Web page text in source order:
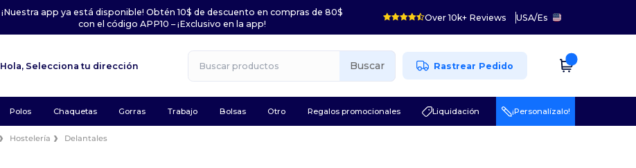
¡Nuestra app ya está disponible! Obtén 10$ de descuento en compras de 80$
con el código APP10 – ¡Exclusivo en la app!
Over 10k+ Reviews USA/Es
Hola, Selecciona tu dirección Buscar Rastrear Pedido
Polos Chaquetas Gorras Trabajo Bolsas Otro Regalos promocionales Liquidación ¡Personalízalo!
Hostelería Delantales